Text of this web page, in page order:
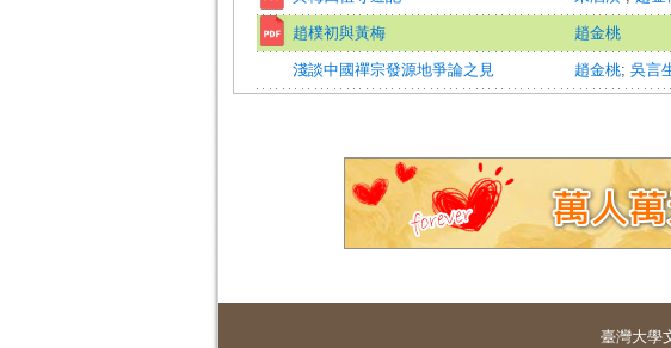
趙樸初與黃梅 趙金桃
淺談中國禪宗發源地爭論之見 趙金桃; 吳言
臺灣大學